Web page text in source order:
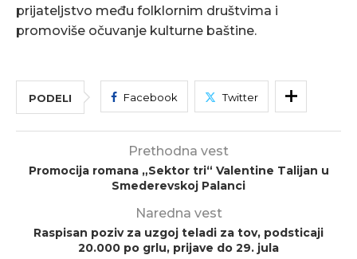
prijateljstvo među folklornim društvima i
promoviše očuvanje kulturne baštine.
PODELI Facebook Twitter
Prethodna vest
Promocija romana „Sektor tri“ Valentine Talijan u
Smederevskoj Palanci
Naredna vest
Raspisan poziv za uzgoj teladi za tov, podsticaji
20.000 po grlu, prijave do 29. jula